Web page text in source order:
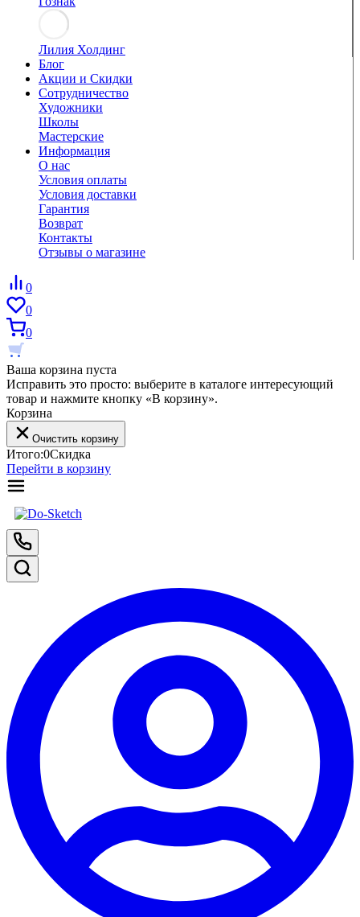
Лилия Холдинг
Блог
Акции и Скидки
Сотрудничество
Художники
Школы
Мастерские
Информация
О нас
Условия оплаты
Условия доставки
Гарантия
Возврат
Контакты
Отзывы о магазине
0
0
0
Ваша корзина пуста
Исправить это просто: выберите в каталоге интересующий
товар и нажмите кнопку «В корзину».
Корзина
Очистить корзину
Итого:0Скидка
Перейти в корзину